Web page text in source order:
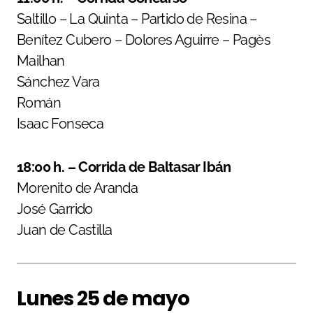
Saltillo – La Quinta – Partido de Resina –
Benítez Cubero – Dolores Aguirre – Pagès
Mailhan
Sánchez Vara
Román
Isaac Fonseca
18:00 h. – Corrida de Baltasar Ibán
Morenito de Aranda
José Garrido
Juan de Castilla
Lunes 25 de mayo